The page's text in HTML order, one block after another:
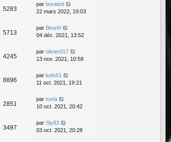
5283
par borated
22 mars 2022, 19:03
5713
par Beunh
04 déc. 2021, 13:52
4245
par olivier017
13 nov. 2021, 10:58
8896
par ludo51
11 oct. 2021, 19:21
2851
par tuxla
10 oct. 2021, 20:42
3497
par Sly83
03 oct. 2021, 20:28